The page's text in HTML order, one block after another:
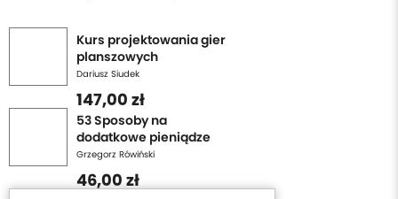
Kurs projektowania gier
planszowych
Dariusz Siudek
147,00 zł
53 Sposoby na
dodatkowe pieniądze
Grzegorz Rówiński
46,00 zł